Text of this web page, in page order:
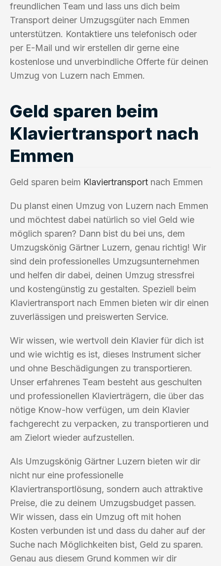
freundlichen Team und lass uns dich beim
Transport deiner Umzugsgüter nach Emmen
unterstützen. Kontaktiere uns telefonisch oder
per E-Mail und wir erstellen dir gerne eine
kostenlose und unverbindliche Offerte für deinen
Umzug von Luzern nach Emmen.
Geld sparen beim
Klaviertransport nach
Emmen
Geld sparen beim Klaviertransport nach Emmen
Du planst einen Umzug von Luzern nach Emmen
und möchtest dabei natürlich so viel Geld wie
möglich sparen? Dann bist du bei uns, dem
Umzugskönig Gärtner Luzern, genau richtig! Wir
sind dein professionelles Umzugsunternehmen
und helfen dir dabei, deinen Umzug stressfrei
und kostengünstig zu gestalten. Speziell beim
Klaviertransport nach Emmen bieten wir dir einen
zuverlässigen und preiswerten Service.
Wir wissen, wie wertvoll dein Klavier für dich ist
und wie wichtig es ist, dieses Instrument sicher
und ohne Beschädigungen zu transportieren.
Unser erfahrenes Team besteht aus geschulten
und professionellen Klavierträgern, die über das
nötige Know-how verfügen, um dein Klavier
fachgerecht zu verpacken, zu transportieren und
am Zielort wieder aufzustellen.
Als Umzugskönig Gärtner Luzern bieten wir dir
nicht nur eine professionelle
Klaviertransportlösung, sondern auch attraktive
Preise, die zu deinem Umzugsbudget passen.
Wir wissen, dass ein Umzug oft mit hohen
Kosten verbunden ist und dass du daher auf der
Suche nach Möglichkeiten bist, Geld zu sparen.
Genau aus diesem Grund kommen wir dir